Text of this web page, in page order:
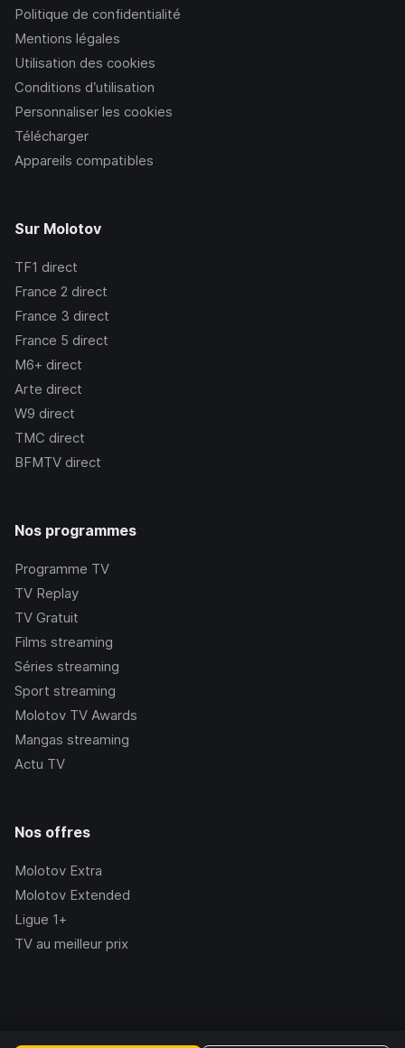
Politique de confidentialité
Mentions légales
Utilisation des cookies
Conditions d’utilisation
Personnaliser les cookies
Télécharger
Appareils compatibles
Sur Molotov
TF1 direct
France 2 direct
France 3 direct
France 5 direct
M6+ direct
Arte direct
W9 direct
TMC direct
BFMTV direct
Nos programmes
Programme TV
TV Replay
TV Gratuit
Films streaming
Séries streaming
Sport streaming
Molotov TV Awards
Mangas streaming
Actu TV
Nos offres
Molotov Extra
Molotov Extended
Ligue 1+
TV au meilleur prix